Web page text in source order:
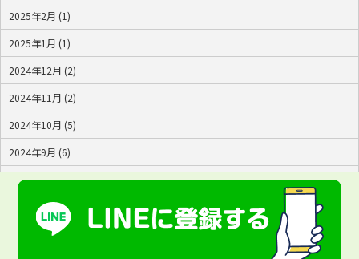
2025年2月 (1)
2025年1月 (1)
2024年12月 (2)
2024年11月 (2)
2024年10月 (5)
2024年9月 (6)
2024年8月 (4)
2024年7月 (2)